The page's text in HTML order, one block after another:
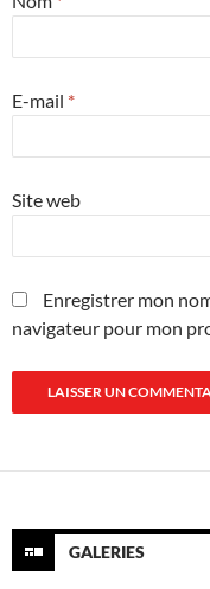
E-mail *
Site web
Enregistrer mon
navigateur pour mon
GALERIES